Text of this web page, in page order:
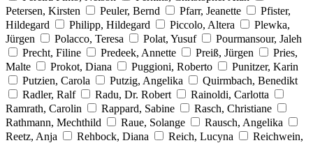
Petersen, Kirsten
Peuler, Bernd Pfarr, Jeanette
Pfister,
Hildegard
Philipp, Hildegard Piccolo, Altera
Plewka,
Jürgen
Polacco, Teresa Polat, Yusuf
Pourmansour, Jaleh
Precht, Filine
Predeek, Annette Preiß, Jürgen
Pries,
Malte
Prokot, Diana Puggioni, Roberto
Punitzer, Karin
Putzien, Carola
Putzig, Angelika
Quirmbach, Benedikt
Radler, Ralf
Radu, Dr. Robert
Rainoldi, Carlotta
Ramrath, Carolin
Rappard, Sabine
Rasch, Christiane
Rathmann, Mechthild
Raue, Solange
Rausch, Angelika
Reetz, Anja
Rehbock, Diana Reich, Lucyna
Reichwein,